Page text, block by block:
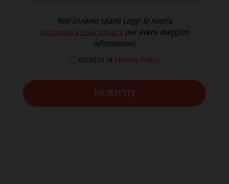
Non inviamo spam! Leggi la nostra
Informativa sulla privacyper avere maggiori
informazioni.
Accetto la Privacy Policy